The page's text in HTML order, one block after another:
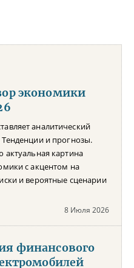
экономики
аналитический
и прогнозы.
картина
с акцентом на
и вероятные сценарии
8 Июля 2026
финансового